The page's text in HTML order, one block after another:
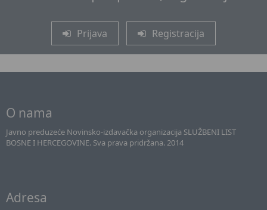
Prijava Registracija
O nama
Javno preduzeće Novinsko-izdavačka organizacija SLUŽBENI LIST
BOSNE I HERCEGOVINE. Sva prava pridržana. 2014
Adresa